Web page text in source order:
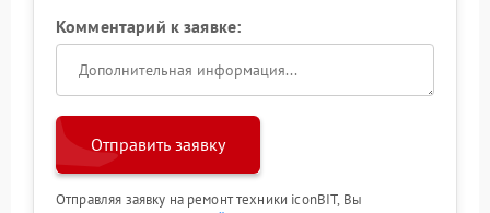
Комментарий к заявке:
Отправить заявку
Отправляя заявку на ремонт техники iconBIT, Вы